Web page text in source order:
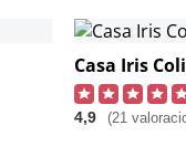
Casa Iris
4,9 (21